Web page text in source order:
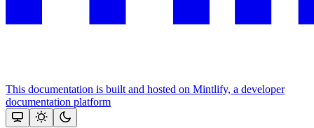
This documentation is built and hosted on Mintlify, a developer
documentation platform